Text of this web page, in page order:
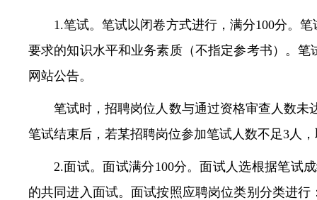
1.笔试。笔试以闭卷方式进行，满分100分。
要求的知识水平和业务素质（不指定参考书）。
网站公告。
笔试时，招聘岗位人数与通过资格审查人数
笔试结束后，若某招聘岗位参加笔试人数不足3人
2.面试。面试满分100分。面试人选根据笔试
的共同进入面试。面试按照应聘岗位类别分类进